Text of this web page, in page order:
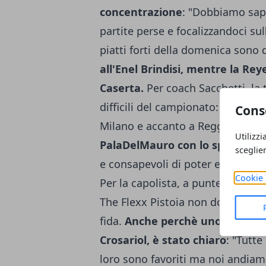
Cookie
concentrazione: "Dobbiamo
partite perse e focalizzandoci
piatti forti della domenica sono
all'Enel Brindisi, mentre la
Caserta. Per coach Sacchetti,
difficili del campionato: "La
Milano e accanto a Reggio
PalaDelMauro con lo spirito
e consapevoli di poter e dover
Per la capolista, a punteggio
The Flexx Pistoia non dovrebbe
fida. Anche perchè uno degli
Crosariol, è stato chiaro: "Tutte
loro sono favoriti ma noi